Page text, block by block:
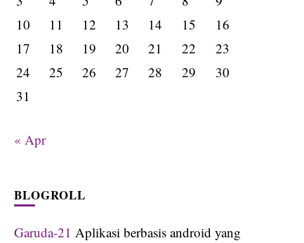
10
11 12 13 14 15
16
17
18 19 20 21 22
23
24
25 26 27 28 29
30
31
« Apr
BLOGROLL
Garuda-21 Aplikasi berbasis android yang